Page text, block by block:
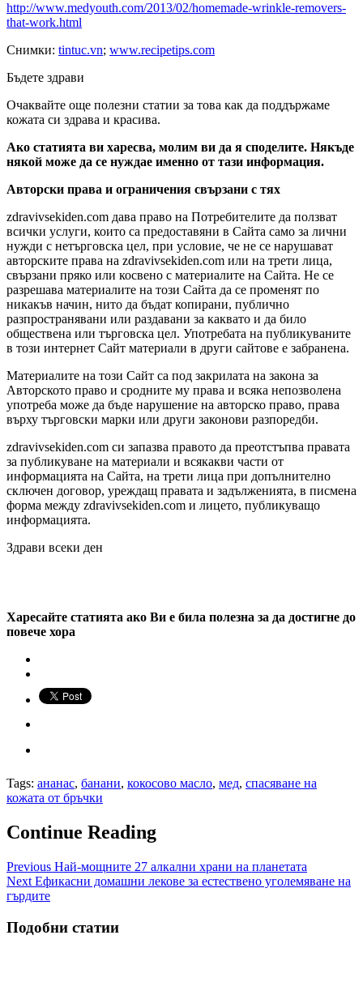
http://www.medyouth.com/2013/02/homemade-wrinkle-removers-
that-work.html
Снимки: tintuc.vn; www.recipetips.com
Бъдете здрави
Очаквайте още полезни статии за това как да поддържаме
кожата си здрава и красива.
Ако статията ви харесва, молим ви да я споделите. Някъде
някой може да се нуждае именно от тази информация.
Авторски права и ограничения свързани с тях
zdravivsekiden.com дава право на Потребителите да ползват
всички услуги, които са предоставяни в Сайта само за лични
нужди с нетърговска цел, при условие, че не се нарушават
авторските права на zdravivsekiden.com или на трети лица,
свързани пряко или косвено с материалите на Сайта. Не се
разрешава материалите на този Сайта да се променят по
никакъв начин, нито да бъдат копирани, публично
разпространявани или раздавани за каквато и да било
обществена или търговска цел. Употребата на публикуваните
в този интернет Сайт материали в други сайтове е забранена.
Материалите на този Сайт са под закрилата на закона за
Авторското право и сродните му права и всяка непозволена
употреба може да бъде нарушение на авторско право, права
върху търговски марки или други законови разпоредби.
zdravivsekiden.com си запазва правото да преотстъпва правата
за публикуване на материали и всякакви части от
информацията на Сайта, на трети лица при допълнително
сключен договор, уреждащ правата и задълженията, в писмена
форма между zdravivsekiden.com и лицето, публикуващо
информацията.
Здрави всеки ден
Харесайте статията ако Ви е била полезна за да достигне до
повече хора
Tags: ананас, банани, кокосово масло, мед, спасяване на
кожата от бръчки
Continue Reading
Previous Най-мощните 27 алкални храни на планетата
Next Ефикасни домашни лекове за естествено уголемяване на
гърдите
Подобни статии